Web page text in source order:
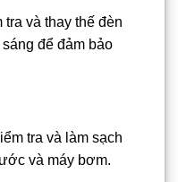
tra và thay thế đèn
để đảm bảo
tra và làm sạch
và máy bơm.